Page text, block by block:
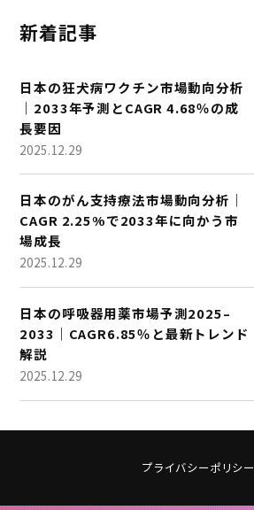
新着記事
日本の狂犬病ワクチン市場動向分析
｜2033年予測とCAGR 4.68％の成
長要因
2025.12.29
日本のがん支持療法市場動向分析｜
CAGR 2.25%で2033年に向かう市
場成長
2025.12.29
日本の呼吸器用薬市場予測2025–
2033｜CAGR6.85％と最新トレンド
解説
2025.12.29
プライバシーポリシー